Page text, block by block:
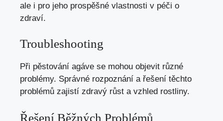
ale i pro jeho prospěšné vlastnosti v péči o
zdraví.
Troubleshooting
Při pěstování agáve se mohou objevit různé
problémy. Správné rozpoznání a řešení těchto
problémů zajistí zdravý růst a vzhled rostliny.
Řešení Běžných Problémů